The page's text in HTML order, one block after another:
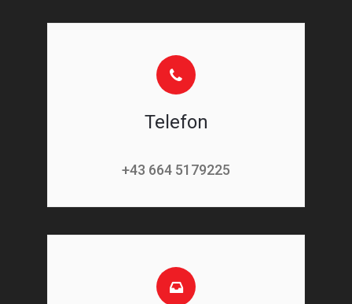
Telefon
+43 664 5179225